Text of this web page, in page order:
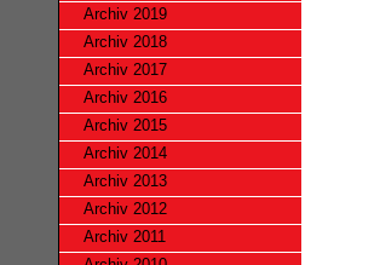
Archiv 2019
Archiv 2018
Archiv 2017
Archiv 2016
Archiv 2015
Archiv 2014
Archiv 2013
Archiv 2012
Archiv 2011